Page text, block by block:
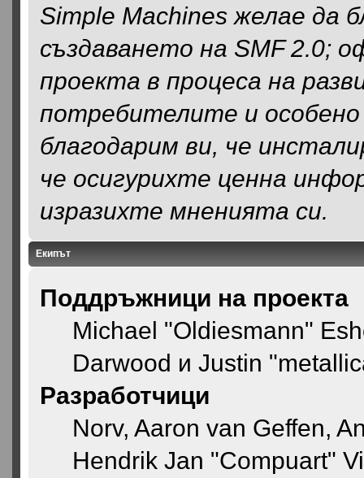
Simple Machines желае да
създаването на SMF 2.0;
проекта в процеса на
потребителите и
благодарим ви, че
че осигурихте ценна
изразихте мненията си.
Екипът
Поддръжници на проекта
Michael "Oldiesmann"
Darwood и Justin
Разработчици
Norv, Aaron van Geffen,
Hendrik Jan "Compuart"